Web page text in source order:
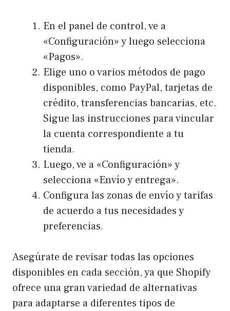
En el panel de control, ve a
«Configuración» y luego selecciona
«Pagos».
Elige uno o varios métodos de pago
disponibles, como PayPal, tarjetas de
crédito, transferencias bancarias, etc.
Sigue las instrucciones para vincular
la cuenta correspondiente a tu
tienda.
Luego, ve a «Configuración» y
selecciona «Envío y entrega».
Configura las zonas de envío y tarifas
de acuerdo a tus necesidades y
preferencias.
Asegúrate de revisar todas las opciones
disponibles en cada sección, ya que Shopify
ofrece una gran variedad de alternativas
para adaptarse a diferentes tipos de